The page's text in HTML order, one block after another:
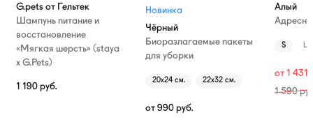
G.pets от Гельтек
Шампунь питание и
восстановление
«Мягкая шерсть» (staya
х G.Pets)
1 190 руб.
Новинка
Чёрный
Биоразлагаемые пакеты
для уборки
20х24 см. 22х32 см.
от 990 руб.
Алый
S L
от 1 431
1 590